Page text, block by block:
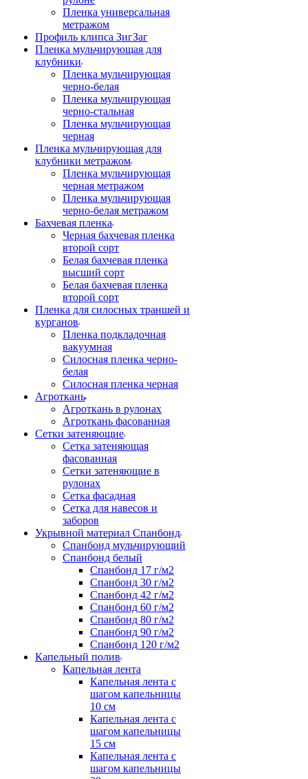
Пленка универсальная
метражом
Профиль клипса ЗигЗаг
Пленка мульчирующая для
клубники
Пленка мульчирующая
черно-белая
Пленка мульчирующая
черно-стальная
Пленка мульчирующая
черная
Пленка мульчирующая для
клубники метражом
Пленка мульчирующая
черная метражом
Пленка мульчирующая
черно-белая метражом
Бахчевая пленка
Черная бахчевая пленка
второй сорт
Белая бахчевая пленка
высший сорт
Белая бахчевая пленка
второй сорт
Пленка для силосных траншей и
курганов
Пленка подкладочная
вакуумная
Силосная пленка черно-
белая
Силосная пленка черная
Агроткань
Агроткань в рулонах
Агроткань фасованная
Сетки затеняющие
Сетка затеняющая
фасованная
Сетки затеняющие в
рулонах
Сетка фасадная
Сетка для навесов и
заборов
Укрывной материал Спанбонд
Спанбонд мульчирующий
Спанбонд белый
Спанбонд 17 г/м2
Спанбонд 30 г/м2
Спанбонд 42 г/м2
Спанбонд 60 г/м2
Спанбонд 80 г/м2
Спанбонд 90 г/м2
Спанбонд 120 г/м2
Капельный полив
Капельная лента
Капельная лента с
шагом капельницы
10 см
Капельная лента с
шагом капельницы
15 см
Капельная лента с
шагом капельницы